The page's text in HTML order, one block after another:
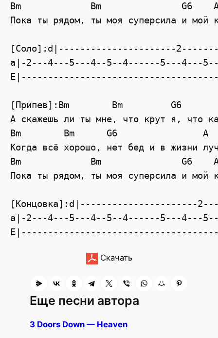
Bm             Bm               G6
Пока ты рядом, ты моя суперсила и мой
[Соло]:d|----------------------
a|-2---4---5---4--5--4------5---4---5--
[Припев]:Bm        Bm         G6
А скажешь ли ты мне, что крут я, что
Bm        Bm      G6                A
Когда всё хорошо, нет бед и в жизни
Bm             Bm               G6
Пока ты рядом, ты моя суперсила и мой
a|-2---4---5---4--5--4------5---4---5--
Скачать
Еще песни автора
3 Doors Down — Heaven